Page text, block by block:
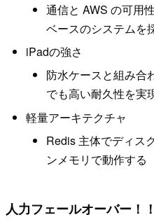
通信と AWS の可用
ベースのシステムを
iPadの強さ
防水ケースと組み合
でも高い耐久性を実
軽量アーキテクチャ
Redis 主体でディス
ンメモリで動作する
人力フェールオーバー！！